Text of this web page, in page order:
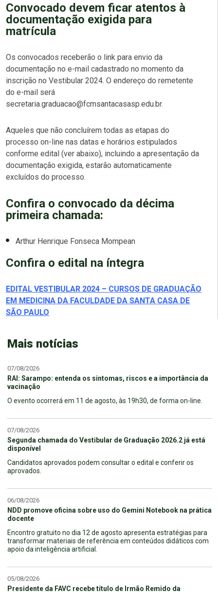
Convocado devem ficar atentos à
documentação exigida para
matrícula
Os convocados receberão o link para envio da
documentação no e-mail cadastrado no momento da
inscrição no Vestibular 2024. O endereço do remetente
do e-mail será
secretaria.graduacao@fcmsantacasasp.edu.br.
Aqueles que não concluírem todas as etapas do
processo on-line nas datas e horários estipulados
conforme edital (ver abaixo), incluindo a apresentação da
documentação exigida, estarão automaticamente
excluídos do processo.
Confira o convocado da décima
primeira chamada:
Arthur Henrique Fonseca Mompean
Confira o edital na íntegra
EDITAL VESTIBULAR 2024 – CURSOS DE GRADUAÇÃO
EM MEDICINA DA FACULDADE DA SANTA CASA DE
SÃO PAULO
Mais notícias
07/08/2026
RAI: Sarampo: entenda os sintomas, riscos e a importância da
vacinação
O evento ocorrerá em 11 de agosto, às 19h30, de forma on-line.
07/08/2026
Segunda chamada do Vestibular de Graduação 2026.2 já está
disponível
Candidatos aprovados podem consultar o edital e conferir os
aprovados.
06/08/2026
NDD promove oficina sobre uso do Gemini Notebook na prática
docente
Encontro gratuito no dia 12 de agosto apresenta estratégias para
transformar materiais de referência em conteúdos didáticos com
apoio da inteligência artificial.
05/08/2026
Presidente da FAVC recebe título de Irmão Remido da